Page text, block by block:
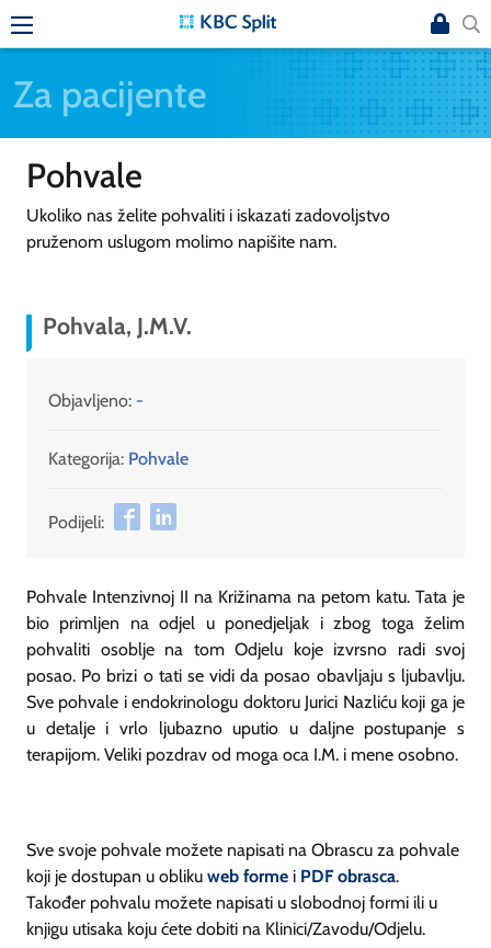
Za pacijente
Pohvale
Ukoliko nas želite pohvaliti i iskazati zadovoljstvo
pruženom uslugom molimo napišite nam.
Pohvala, J.M.V.
Objavljeno: -
Kategorija: Pohvale
Podijeli:
Pohvale Intenzivnoj II na Križinama na petom katu. Tata je
bio primljen na odjel u ponedjeljak i zbog toga želim
pohvaliti osoblje na tom Odjelu koje izvrsno radi svoj
posao. Po brizi o tati se vidi da posao obavljaju s ljubavlju.
Sve pohvale i endokrinologu doktoru Jurici Nazliću koji ga je
u detalje i vrlo ljubazno uputio u daljne postupanje s
terapijom. Veliki pozdrav od moga oca I.M. i mene osobno.
Sve svoje pohvale možete napisati na Obrascu za pohvale
koji je dostupan u obliku web forme i PDF obrasca.
Također pohvalu možete napisati u slobodnoj formi ili u
knjigu utisaka koju ćete dobiti na Klinici/Zavodu/Odjelu.